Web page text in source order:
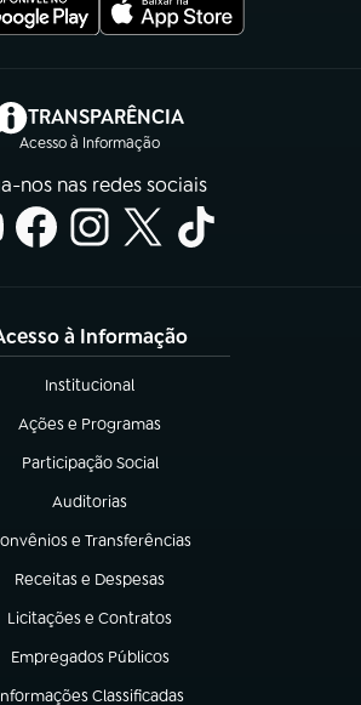
TRANSPARÊNCIA
Acesso à Informação
(abre em nova aba)
nos nas redes sociais
à Informação
Institucional
(abre em nova aba)
Ações e Programas
(abre em nova aba)
Participação Social
(abre em nova aba)
Auditorias
(abre em nova aba)
e Transferências
em nova aba)
Receitas e Despesas
(abre em nova aba)
Licitações e Contratos
(abre em nova aba)
Empregados Públicos
(abre em nova aba)
Classificadas